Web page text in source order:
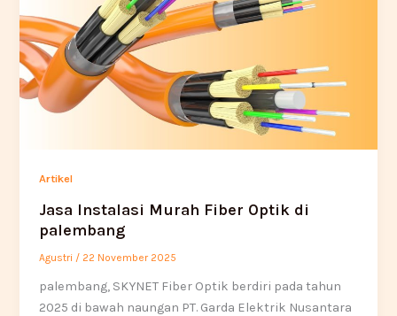
Artikel
Jasa Instalasi Murah Fiber Optik di
palembang
Agustri / 22 November 2025
palembang, SKYNET Fiber Optik berdiri pada tahun
2025 di bawah naungan PT. Garda Elektrik Nusantara